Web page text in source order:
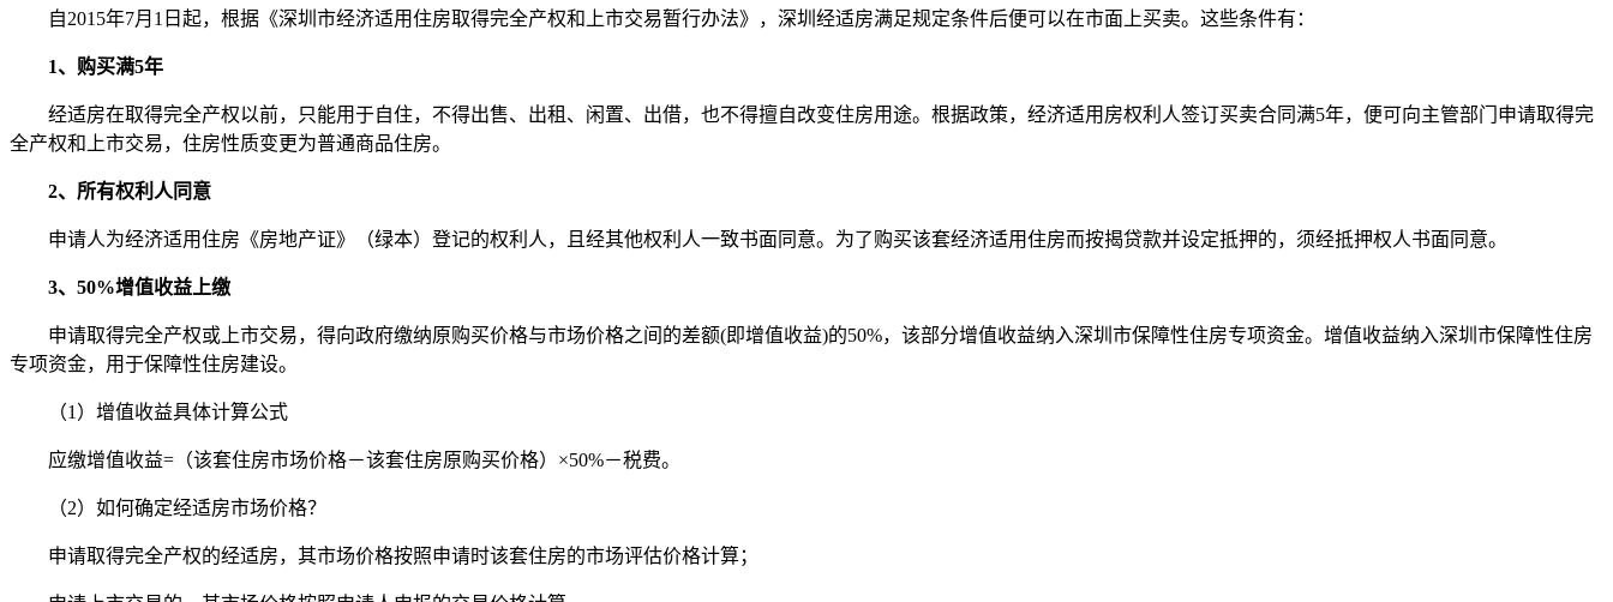
自2015年7月1日起，根据《深圳市经济适用住房取得完全产权和上市交易暂行办法》，深圳经适房满足规定条件后便可以在市面上买卖。这些条件有：
1、购买满5年
经适房在取得完全产权以前，只能用于自住，不得出售、出租、闲置、出借，也不得擅自改变住房用途。根据政策，经济适用房权利人签订买卖合同满5年，便可向主管部门申请取得完
全产权和上市交易，住房性质变更为普通商品住房。
2、所有权利人同意
申请人为经济适用住房《房地产证》（绿本）登记的权利人，且经其他权利人一致书面同意。为了购买该套经济适用住房而按揭贷款并设定抵押的，须经抵押权人书面同意。
3、50%增值收益上缴
申请取得完全产权或上市交易，得向政府缴纳原购买价格与市场价格之间的差额(即增值收益)的50%，该部分增值收益纳入深圳市保障性住房专项资金。增值收益纳入深圳市保障性住房
专项资金，用于保障性住房建设。
（1）增值收益具体计算公式
应缴增值收益=（该套住房市场价格－该套住房原购买价格）×50%－税费。
（2）如何确定经适房市场价格？
申请取得完全产权的经适房，其市场价格按照申请时该套住房的市场评估价格计算；